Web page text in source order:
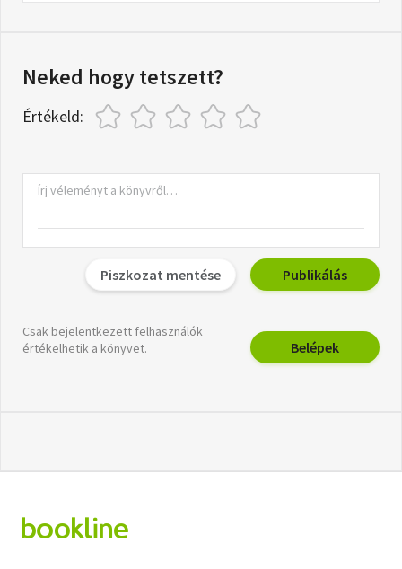
Neked hogy tetszett?
Értékeld:
Piszkozat mentése Publikálás
Csak bejelentkezett felhasználók
értékelhetik a könyvet.
Belépek